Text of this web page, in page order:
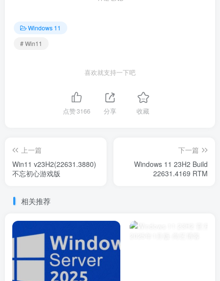
Windows 11
# Win11
喜欢就支持一下吧
点赞3166 分享 收藏
上一篇
Win11 v23H2(22631.3880)
不忘初心游戏版
下一篇
Windows 11 23H2 Build
22631.4169 RTM
相关推荐